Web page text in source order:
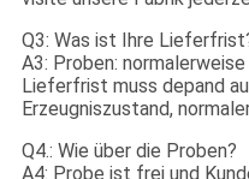
Q3: Was ist Ihre
A3: Proben:
Lieferfrist muss depand
Erzeugniszustand,
Q4.: Wie über die Proben?
A4: Probe ist frei und